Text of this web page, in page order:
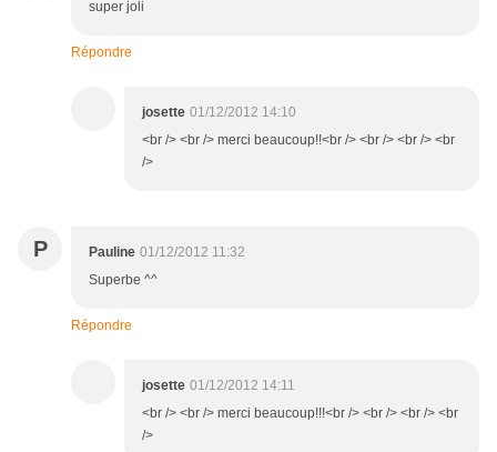
super joli
Répondre
josette 01/12/2012 14:10
<br /> <br /> merci beaucoup!!<br /> <br /> <br /> <br
/>
P Pauline 01/12/2012 11:32
Superbe ^^
Répondre
josette 01/12/2012 14:11
<br /> <br /> merci beaucoup!!!<br /> <br /> <br /> <br
/>